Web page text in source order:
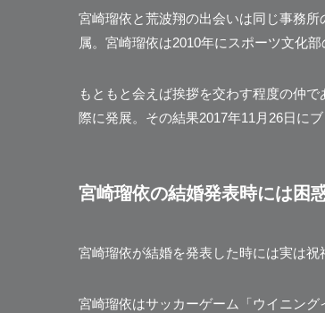
宮崎瑠依と荒波翔の出会いは同じ事務
属。宮崎瑠依は2010年にスポーツ文化部
もともと会えば挨拶を交わす程度の仲
際に発展。その結果2017年11月26日に
宮崎瑠依の結婚発表時には困
宮崎瑠依が結婚を発表した時には実は
宮崎瑠依はサッカーゲーム「ウイニン